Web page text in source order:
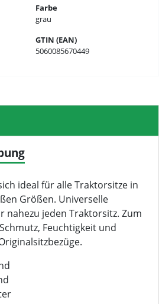
Farbe
grau
GTIN (EAN)
5060085670449
ideal für alle Traktorsitze in
Größen. Universelle
nahezu jeden Traktorsitz. Zum
Feuchtigkeit und